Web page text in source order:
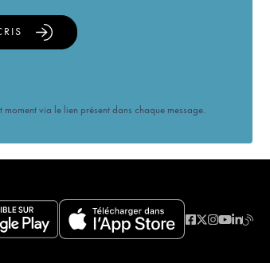
via le lien présent dans chaque message.